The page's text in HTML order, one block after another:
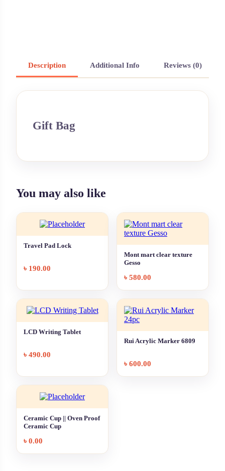
Description Additional Info Reviews (0)
Gift Bag
You may also like
Travel Pad Lock
৳ 190.00
Mont mart clear texture
Gesso
৳ 580.00
LCD Writing Tablet
৳ 490.00
Rui Acrylic Marker 6809
৳ 600.00
Ceramic Cup || Oven Proof
Ceramic Cup
৳ 0.00